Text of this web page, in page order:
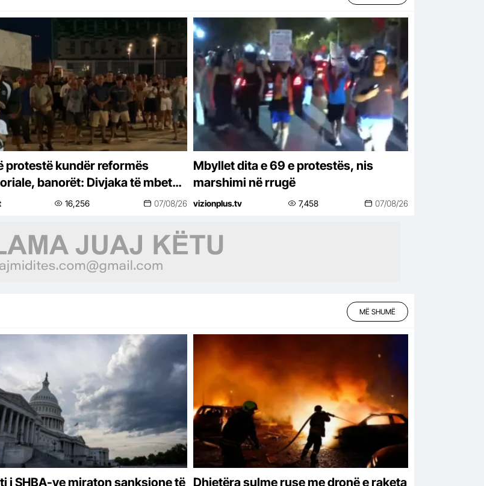
protestë kundër reformës
banorët: Divjaka të mbetet
nisin peticionin
16,256 07/08/26
Mbyllet dita e 69 e protestës, nis
marshimi në rrugë
vizionplus.tv 7,458 07/08/26
MË SHUMË
i SHBA-ve miraton sanksione të
Dhjetëra sulme ruse me dronë e raketa